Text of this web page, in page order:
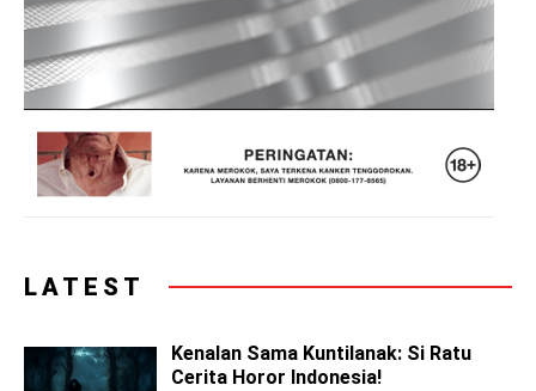
LATEST
Kenalan Sama Kuntilanak: Si Ratu
Cerita Horor Indonesia!